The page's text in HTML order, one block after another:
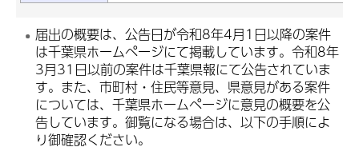
届出の概要は、公告日が令和8年4月1日以降の案件
は千葉県ホームページにて掲載しています。令和8年
3月31日以前の案件は千葉県報にて公告されていま
す。また、市町村・住民等意見、県意見がある案件
については、千葉県ホームページに意見の概要を公
告しています。御覧になる場合は、以下の手順によ
り御確認ください。